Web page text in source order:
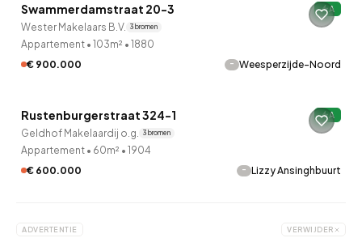
Swammerdamstraat 20-3 A
Wester Makelaars B.V. 3 bronnen
Appartement • 103m² • 1880
€ 900.000
- Weesperzijde-Noord
Rustenburgerstraat 324-1 A
Geldhof Makelaardij o.g. 3 bronnen
Appartement • 60m² • 1904
€ 600.000
- Lizzy Ansinghbuurt
ADVERTENTIE VERWIJDER